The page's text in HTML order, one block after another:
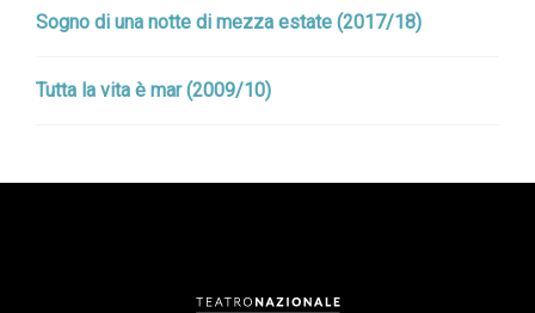
Sogno di una notte di mezza estate (2017/18)
Tutta la vita è mar (2009/10)